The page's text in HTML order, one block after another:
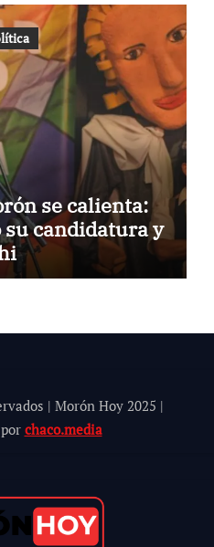
se calienta:
su candidatura y
| Morón Hoy 2025 |
chaco.media